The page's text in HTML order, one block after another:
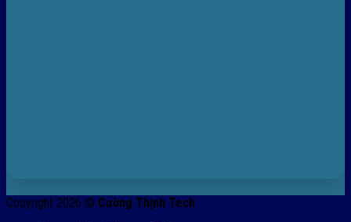
Copyright 2026 © Cường Thịnh Tech